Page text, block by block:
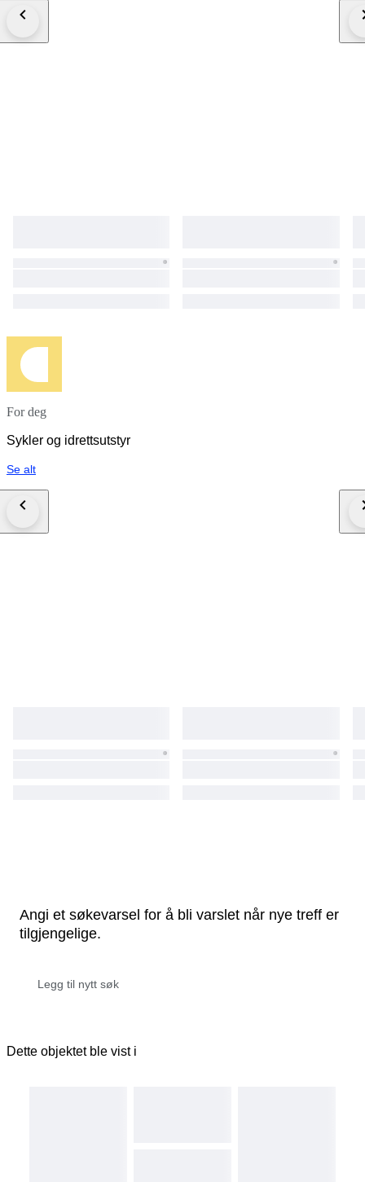
For deg
Sykler og idrettsutstyr
Se alt
Angi et søkevarsel for å bli varslet når nye treff er
tilgjengelige.
Dette objektet ble vist i